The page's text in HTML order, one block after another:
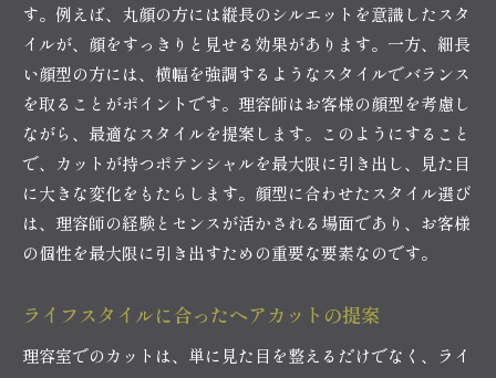
す。例えば、丸顔の方には縦長のシルエットを意識したスタ
イルが、顔をすっきりと見せる効果があります。一方、細長
い顔型の方には、横幅を強調するようなスタイルでバランス
を取ることがポイントです。理容師はお客様の顔型を考慮し
ながら、最適なスタイルを提案します。このようにすること
で、カットが持つポテンシャルを最大限に引き出し、見た目
に大きな変化をもたらします。顔型に合わせたスタイル選び
は、理容師の経験とセンスが活かされる場面であり、お客様
の個性を最大限に引き出すための重要な要素なのです。
ライフスタイルに合ったヘアカットの提案
理容室でのカットは、単に見た目を整えるだけでなく、ライ